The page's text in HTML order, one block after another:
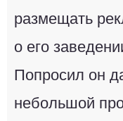
размещать
о его
Попросил он
небольшой